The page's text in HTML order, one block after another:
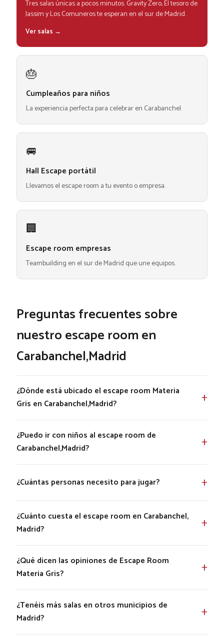
Tres salas únicas a pocos minutos. Gravity Zero, El tesoro de
Jassim y Los Comuneros te esperan en el sur de Madrid.
Ver salas →
🎂
Cumpleaños para niños
La experiencia perfecta para celebrar en Carabanchel.
🚐
Hall Escape portátil
Llevamos el escape room a tu evento o empresa.
🏢
Escape room empresas
Teambuilding en el sur de Madrid que une equipos.
Preguntas frecuentes sobre
nuestro escape room en
Carabanchel,Madrid
¿Dónde está ubicado el escape room Materia
Gris en Carabanchel,Madrid?
¿Puedo ir con niños al escape room de
Carabanchel,Madrid?
¿Cuántas personas necesito para jugar?
¿Cuánto cuesta el escape room en Carabanchel,
Madrid?
¿Qué dicen las opiniones de Escape Room
Materia Gris?
¿Tenéis más salas en otros municipios de
Madrid?